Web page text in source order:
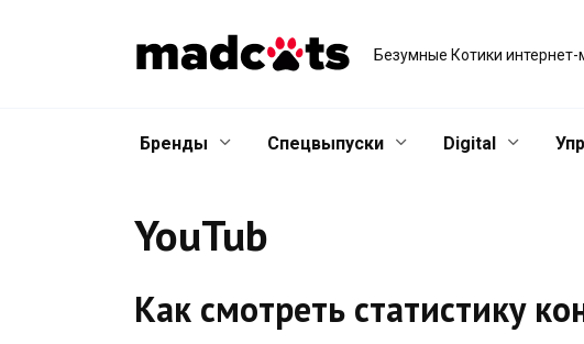
Безумные Котики интернет-
Бренды Спецвыпуски Digital
YouTub
Как смотреть статистику